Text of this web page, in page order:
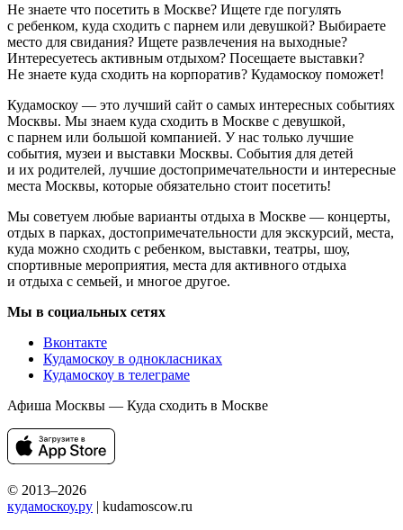
Не знаете что посетить в Москве? Ищете где погулять
с ребенком, куда сходить с парнем или девушкой? Выбираете
место для свидания? Ищете развлечения на выходные?
Интересуетесь активным отдыхом? Посещаете выставки?
Не знаете куда сходить на корпоратив? Кудамоскоу поможет!
Кудамоскоу — это лучший сайт о самых интересных событиях
Москвы. Мы знаем куда сходить в Москве с девушкой,
с парнем или большой компанией. У нас только лучшие
события, музеи и выставки Москвы. События для детей
и их родителей, лучшие достопримечательности и интересные
места Москвы, которые обязательно стоит посетить!
Мы советуем любые варианты отдыха в Москве — концерты,
отдых в парках, достопримечательности для экскурсий, места,
куда можно сходить с ребенком, выставки, театры, шоу,
спортивные мероприятия, места для активного отдыха
и отдыха с семьей, и многое другое.
Мы в социальных сетях
Вконтакте
Кудамоскоу в однокласниках
Кудамоскоу в телеграме
Афиша Москвы — Куда сходить в Москве
© 2013–2026
кудамоскоу.ру | kudamoscow.ru